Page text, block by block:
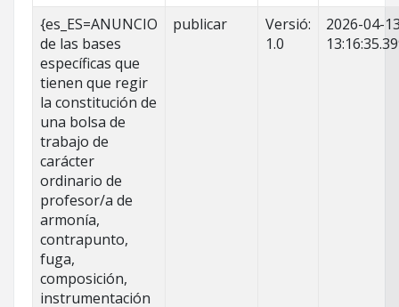
{es_ES=ANUNCIO
de las bases
específicas que
tienen que regir
la constitución de
una bolsa de
trabajo de
carácter
ordinario de
profesor/a de
armonía,
contrapunto,
fuga,
composición,
instrumentación
publicar
Versió:
1.0
2026-04-